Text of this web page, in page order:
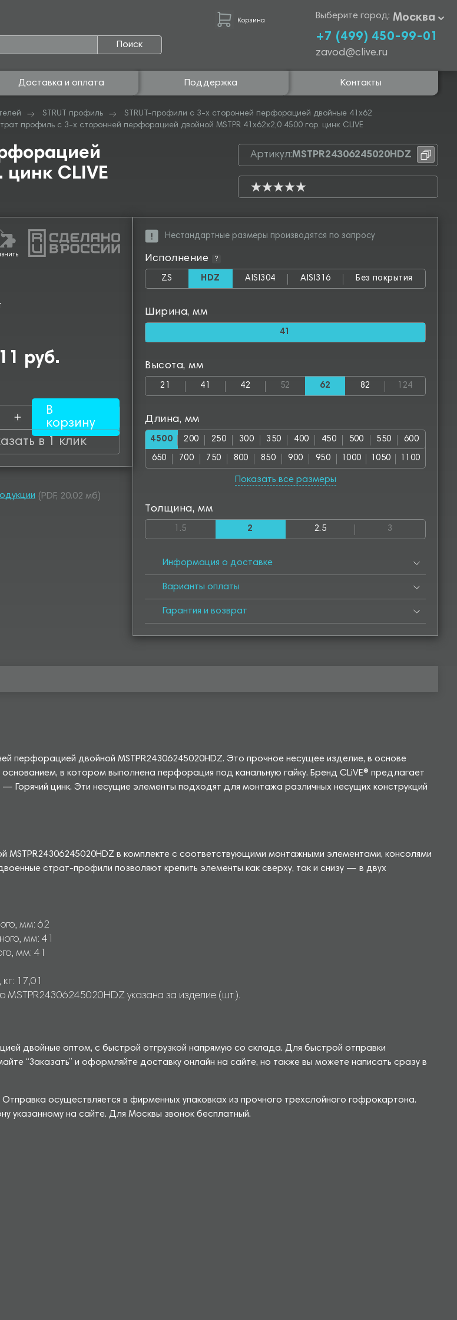
Поиск
Корзина Выберите город: Москва
+7 (499) 450-99-01
zavod@clive.ru
Доставка и оплата Поддержка Контакты
STRUT профиль
STRUT-профили с 3-х сторонней перфорацией двойные 41х62
профиль с 3-х сторонней перфорацией двойной MSTPR 41х62х2,0 4500 гор. цинк CLIVE
цинк CLIVE
Артикул:MSTPR24306245020HDZ
руб.
В
корзину
Заказать в 1 клик
(PDF, 20.02 мб)
Нестандартные размеры производятся по запросу
Исполнение ?
ZS HDZ AISI304 AISI316 Без покрытия
Ширина, мм
41
Высота, мм
21 41 42 52 62 82 124
Длина, мм
4500 200 250 300 350 400 450 500 550 600
650 700 750 800 850 900 950 1000 1050 1100
1300 1350 1400
2500
Показать все размеры
Толщина, мм
1.5 2 2.5 3
Информация о доставке
Варианты оплаты
Гарантия и возврат
перфорацией двойной MSTPR24306245020HDZ. Это прочное несущее изделие, в основе
в котором выполнена перфорация под канальную гайку. Бренд CLiVE® предлагает
Горячий цинк. Эти несущие элементы подходят для монтажа различных несущих конструкций
в комплекте с соответствующими монтажными элементами, консолями
страт-профили позволяют крепить элементы как сверху, так и снизу — в двух
мм: 62
мм: 41
мм: 41
17,01
указана за изделие (шт.).
двойные оптом, с быстрой отгрузкой напрямую со склада. Для быстрой отправки
“Заказать” и оформляйте доставку онлайн на сайте, но также вы можете написать сразу в
осуществляется в фирменных упаковках из прочного трехслойного гофрокартона.
указанному на сайте. Для Москвы звонок бесплатный.